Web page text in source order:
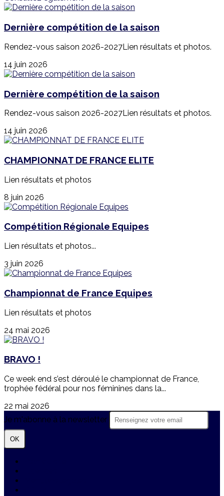
Dernière compétition de la saison
Rendez-vous saison 2026-2027Lien résultats et photos.
14 juin 2026
Dernière compétition de la saison
Rendez-vous saison 2026-2027Lien résultats et photos.
14 juin 2026
CHAMPIONNAT DE FRANCE ELITE
Lien résultats et photos
8 juin 2026
Compétition Régionale Equipes
Lien résultats et photos...
3 juin 2026
Championnat de France Equipes
Lien résultats et photos
24 mai 2026
BRAVO !
Ce week end s’est déroulé le championnat de France,
trophée fédéral pour nos féminines dans la...
22 mai 2026
Je m'abonne à la newsletter
OK